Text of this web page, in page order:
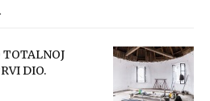
TOTALNOJ
DIO.